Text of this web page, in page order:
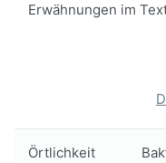
Erwähnungen im
Örtlichkeit